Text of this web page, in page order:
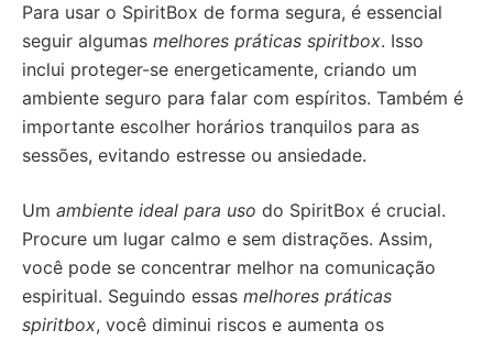
Para usar o SpiritBox de forma segura, é essencial
seguir algumas melhores práticas spiritbox. Isso
inclui proteger-se energeticamente, criando um
ambiente seguro para falar com espíritos. Também é
importante escolher horários tranquilos para as
sessões, evitando estresse ou ansiedade.
Um ambiente ideal para uso do SpiritBox é crucial.
Procure um lugar calmo e sem distrações. Assim,
você pode se concentrar melhor na comunicação
espiritual. Seguindo essas melhores práticas
spiritbox, você diminui riscos e aumenta os